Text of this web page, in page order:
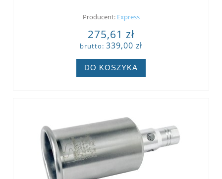
Producent: Express
275,61 zł
brutto: 339,00 zł
DO KOSZYKA